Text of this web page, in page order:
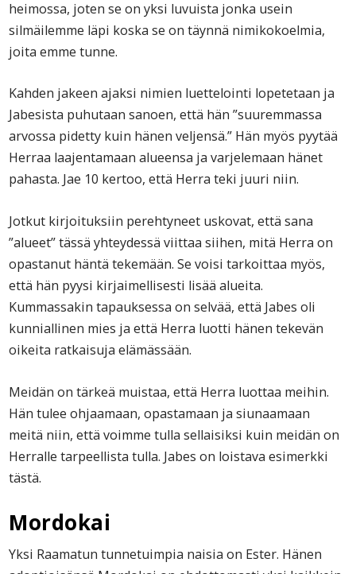
heimossa, joten se on yksi luvuista jonka usein
silmäilemme läpi koska se on täynnä nimikokoelmia,
joita emme tunne.
Kahden jakeen ajaksi nimien luettelointi lopetetaan ja
Jabesista puhutaan sanoen, että hän ”suuremmassa
arvossa pidetty kuin hänen veljensä.” Hän myös pyytää
Herraa laajentamaan alueensa ja varjelemaan hänet
pahasta. Jae 10 kertoo, että Herra teki juuri niin.
Jotkut kirjoituksiin perehtyneet uskovat, että sana
”alueet” tässä yhteydessä viittaa siihen, mitä Herra on
opastanut häntä tekemään. Se voisi tarkoittaa myös,
että hän pyysi kirjaimellisesti lisää alueita.
Kummassakin tapauksessa on selvää, että Jabes oli
kunniallinen mies ja että Herra luotti hänen tekevän
oikeita ratkaisuja elämässään.
Meidän on tärkeä muistaa, että Herra luottaa meihin.
Hän tulee ohjaamaan, opastamaan ja siunaamaan
meitä niin, että voimme tulla sellaisiksi kuin meidän on
Herralle tarpeellista tulla. Jabes on loistava esimerkki
tästä.
Mordokai
Yksi Raamatun tunnetuimpia naisia on Ester. Hänen